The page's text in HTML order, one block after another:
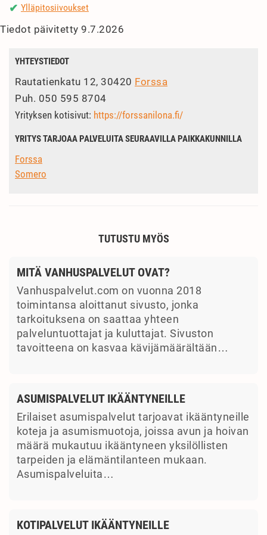
✔ Ylläpitosiivoukset
Tiedot päivitetty 9.7.2026
YHTEYSTIEDOT
Rautatienkatu 12, 30420 Forssa
Puh. 050 595 8704
Yrityksen kotisivut: https://forssanilona.fi/
YRITYS TARJOAA PALVELUITA SEURAAVILLA PAIKKAKUNNILLA
Forssa
Somero
TUTUSTU MYÖS
MITÄ VANHUSPALVELUT OVAT?
Vanhuspalvelut.com on vuonna 2018
toimintansa aloittanut sivusto, jonka
tarkoituksena on saattaa yhteen
palveluntuottajat ja kuluttajat. Sivuston
tavoitteena on kasvaa kävijämäärältään…
ASUMISPALVELUT IKÄÄNTYNEILLE
Erilaiset asumispalvelut tarjoavat ikääntyneille
koteja ja asumismuotoja, joissa avun ja hoivan
määrä mukautuu ikääntyneen yksilöllisten
tarpeiden ja elämäntilanteen mukaan.
Asumispalveluita…
KOTIPALVELUT IKÄÄNTYNEILLE